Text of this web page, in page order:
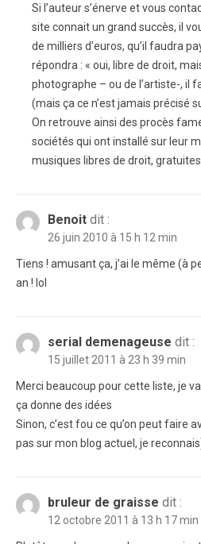
Si l’auteur s’énerve et vous
site connait un grand succès, il
de milliers d’euros, qu’il faudra
répondra : « oui, libre de droit,
photographe – ou de l’artiste-, il
(mais ça ce n’est jamais précisé
On retrouve ainsi des procès
sociétés qui ont installé sur leur
musiques libres de droit,
Benoit dit :
26 juin 2010 à 15 h 12 min
Tiens ! amusant ça, j’ai le même (à
an ! lol
serial demenageuse dit :
15 juillet 2011 à 23 h 39 min
Merci beaucoup pour cette liste, je
ça donne des idées
Sinon, c’est fou ce qu’on peut faire
pas sur mon blog actuel, je
bruleur de graisse dit :
12 octobre 2011 à 13 h 17 min